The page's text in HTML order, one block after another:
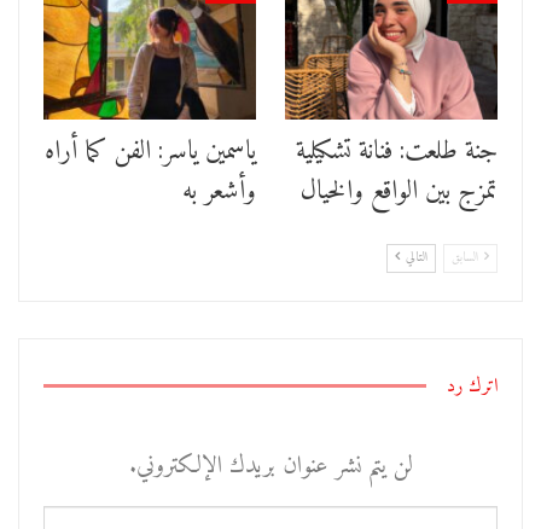
جنة طلعت: فنانة تشكيلية
تمزج بين الواقع والخيال
ياسمين ياسر: الفن كما أراه
وأشعر به
السابق التالي
اترك رد
لن يتم نشر عنوان بريدك الإلكتروني.